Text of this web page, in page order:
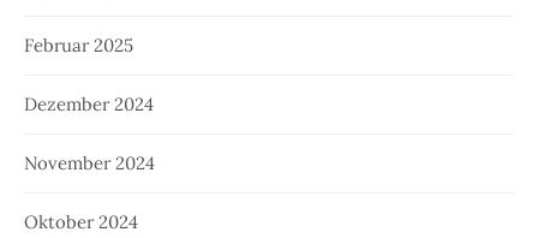
Februar 2025
Dezember 2024
November 2024
Oktober 2024